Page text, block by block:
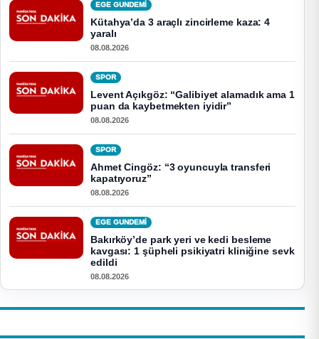
EGE GUNDEMİ
Kütahya’da 3 araçlı zincirleme kaza: 4
yaralı
08.08.2026
SPOR
Levent Açıkgöz: “Galibiyet alamadık ama 1
puan da kaybetmekten iyidir”
08.08.2026
SPOR
Ahmet Cingöz: “3 oyuncuyla transferi
kapatıyoruz”
08.08.2026
EGE GUNDEMİ
Bakırköy’de park yeri ve kedi besleme
kavgası: 1 şüpheli psikiyatri kliniğine sevk
edildi
08.08.2026